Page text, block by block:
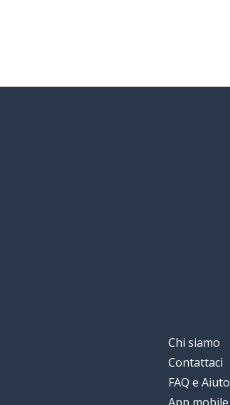
Chi siamo
Contattaci
FAQ e Aiuto